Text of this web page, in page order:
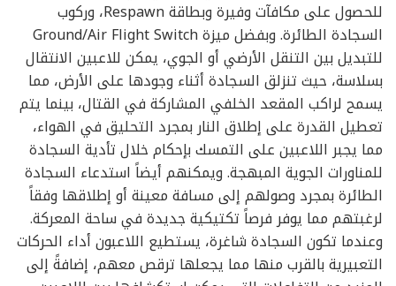
للحصول على مكافآت وفيرة وبطاقة Respawn، وركوب
السجادة الطائرة. وبفضل ميزة Ground/Air Flight Switch
للتبديل بين التنقل الأرضي أو الجوي، يمكن للاعبين الانتقال
بسلاسة، حيث تنزلق السجادة أثناء وجودها على الأرض، مما
يسمح لراكب المقعد الخلفي المشاركة في القتال، بينما يتم
تعطيل القدرة على إطلاق النار بمجرد التحليق في الهواء،
مما يجبر اللاعبين على التمسك بإحكام خلال تأدية السجادة
للمناورات الجوية المبهجة. ويمكنهم أيضاً استدعاء السجادة
الطائرة بمجرد وصولهم إلى مسافة معينة أو إطلاقها وفقاً
لرغبتهم مما يوفر فرصاً تكتيكية جديدة في ساحة المعركة.
وعندما تكون السجادة شاغرة، يستطيع اللاعبون أداء الحركات
التعبيرية بالقرب منها مما يجعلها ترقص معهم، إضافةً إلى